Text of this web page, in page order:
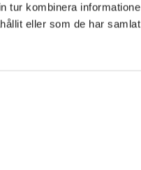
tur kombinera
eller som de har